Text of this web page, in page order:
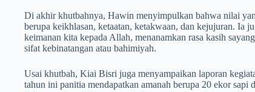
Di akhir khutbahnya, Hawin menyimpulkan bahwa nilai
berupa keikhlasan, ketaatan, ketakwaan, dan kejujuran. Ia
keimanan kita kepada Allah, menanamkan rasa kasih
sifat kebinatangan atau bahimiyah.
Usai khutbah, Kiai Bisri juga menyampaikan laporan
tahun ini panitia mendapatkan amanah berupa 20 ekor